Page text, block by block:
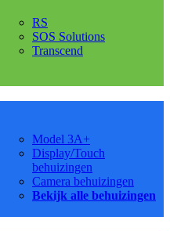
RS
SOS Solutions
Transcend
Model 3A+
Display/Touch
behuizingen
Camera behuizingen
Bekijk alle behuizingen